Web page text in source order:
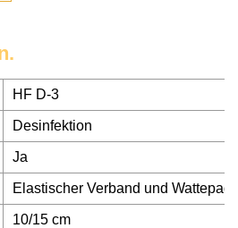
HF D-3
Desinfektion
Ja
Elastischer Verband und Wattepad
10/15 cm